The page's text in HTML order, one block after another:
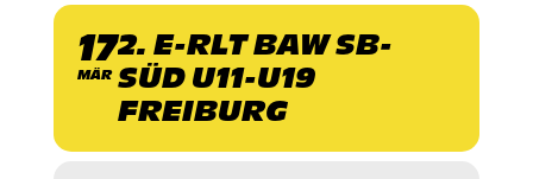
17
MÄR
2. E-RLT BAW SB-
SÜD U11-U19
FREIBURG